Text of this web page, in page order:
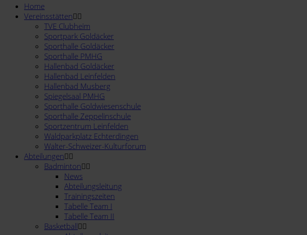
Home
Vereinsstätten
TVE Clubheim
Sportpark Goldäcker
Sporthalle Goldäcker
Sporthalle PMHG
Hallenbad Goldäcker
Hallenbad Leinfelden
Hallenbad Musberg
Spiegelsaal PMHG
Sporthalle Goldwiesenschule
Sporthalle Zeppelinschule
Sportzentrum Leinfelden
Waldparkplatz Echterdingen
Walter-Schweizer-Kulturforum
Abteilungen
Badminton
News
Abteilungsleitung
Trainingszeiten
Tabelle Team I
Tabelle Team II
Basketball